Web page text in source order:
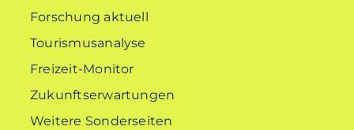
Forschung aktuell
Tourismusanalyse
Freizeit-Monitor
Zukunftserwartungen
Weitere Sonderseiten